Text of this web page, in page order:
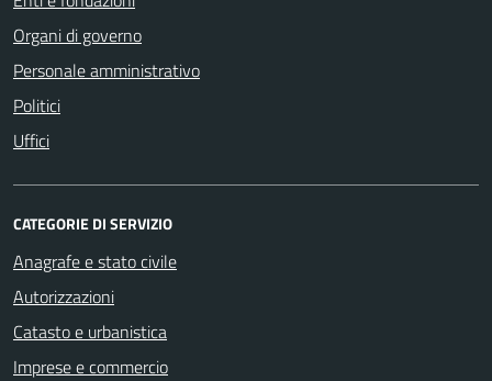
Organi di governo
Personale amministrativo
Politici
Uffici
CATEGORIE DI SERVIZIO
Anagrafe e stato civile
Autorizzazioni
Catasto e urbanistica
Imprese e commercio